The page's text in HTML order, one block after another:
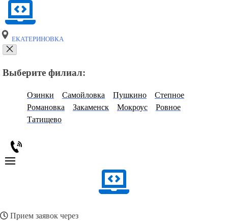
ЕКАТЕРИНОВКА
Выберите филиал:
Озинки Самойловка Пушкино
Степное
Романовка
Закаменск Мокроус
Ровное
Татищево
Прием заявок через